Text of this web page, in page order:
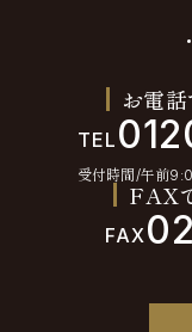
お電
TEL
受付時間/午前
FAX
FAX